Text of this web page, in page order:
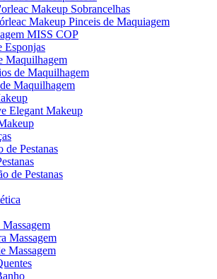
Makeup Sobrancelhas
Makeup Pinceis de Maquiagem
MISS COP
Esponjas
Maquilhagem
de Maquilhagem
Maquilhagem
Elegant Makeup
de Pestanas
de Pestanas
Massagem
Massagem
Massagem